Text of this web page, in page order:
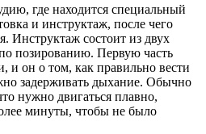
где находится специальный
и инструктаж, после чего
Инструктаж состоит из двух
позированию. Первую часть
и он о том, как правильно вести
задерживать дыхание. Обычно
нужно двигаться плавно,
минуты, чтобы не было